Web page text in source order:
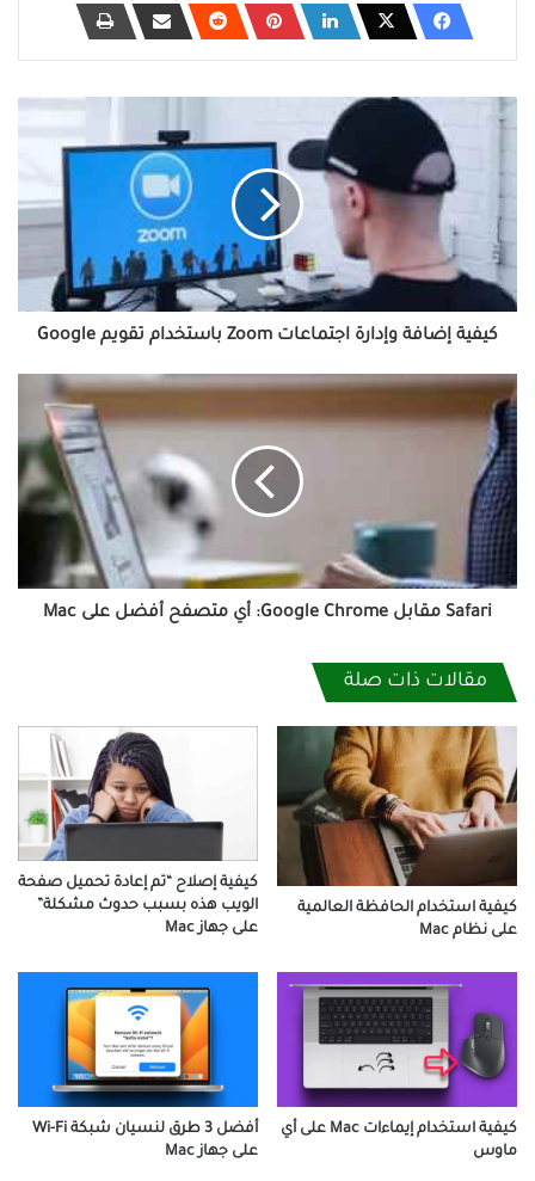
كيفية
اجتماعات
باستخدام
تقويم
Google
كيفية إضافة وإدارة اجتماعات Zoom باستخدام تقويم Google
Safari
مقابل
Google
أي
متصفح
أفضل
على
Mac
Safari مقابل Google Chrome: أي متصفح أفضل على Mac
مقالات ذات صلة
كيفية استخدام الحافظة العالمية
على نظام Mac
كيفية إصلاح “تم إعادة تحميل صفحة
الويب هذه بسبب حدوث مشكلة”
على جهاز Mac
كيفية استخدام إيماءات Mac على أي
ماوس
أفضل 3 طرق لنسيان شبكة Wi-Fi
على جهاز Mac